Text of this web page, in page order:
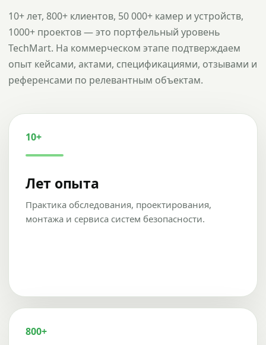
10+ лет, 800+ клиентов, 50 000+ камер и устройств,
1000+ проектов — это портфельный уровень
TechMart. На коммерческом этапе подтверждаем
опыт кейсами, актами, спецификациями, отзывами и
референсами по релевантным объектам.
10+
Лет опыта
Практика обследования, проектирования,
монтажа и сервиса систем безопасности.
800+